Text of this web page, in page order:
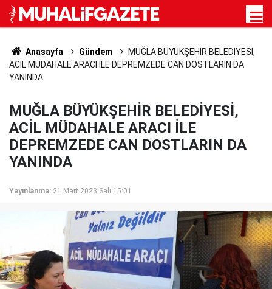
Anasayfa Gündem
MUĞLA BÜYÜKŞEHİR BELEDİYESİ,
ACİL MÜDAHALE ARACI İLE DEPREMZEDE CAN DOSTLARIN DA
YANINDA
MUĞLA BÜYÜKŞEHİR BELEDİYESİ,
ACİL MÜDAHALE ARACI İLE
DEPREMZEDE CAN DOSTLARIN DA
YANINDA
Yayınlanma: 21 Mart 2023 Salı 15:01